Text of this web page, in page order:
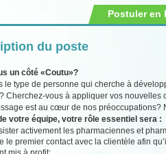
Postuler en
du poste
un côté «Coutu»?
le type de personne qui cherche à
Cherchez-vous à appliquer vos nouvelles
est au cœur de nos préoccupations?
votre équipe, votre rôle essentiel sera :
activement les pharmaciennes et
le premier contact avec la clientèle afin